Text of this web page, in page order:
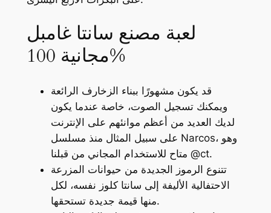
لعبة مصنع سانتا غامبل
مجانية 100%
قد يكون مشهورًا ببناء الزخارف الرائعة
ويمكنك تسجيل الصوت، خاصة عندما يكون
لديك العديد من أعظم موانئهم على الإنترنت
على سبيل المثال منذ مسلسل Narcos، وهو
متاح للاستخدام المجاني من قبلنا @ct.
تتنوع الرموز الجديدة من حيوانات المزرعة
الاحتفالية الأليفة إلى سانتا كلوز نفسه، لكل
منها قيمة جديدة تستحقها.